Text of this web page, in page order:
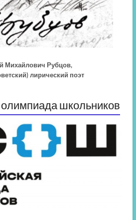
Михайлович Рубцов,
лирический поэт
школьников